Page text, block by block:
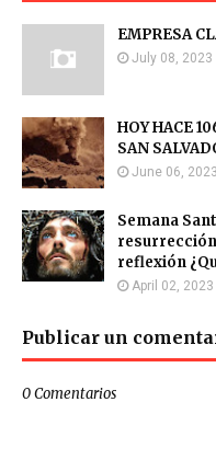
EMPRESA
July 08, 2023
HOY HACE
SAN
June 06, 2023
Semana
reflexión
April 02, 2023
Publicar un
0 Comentarios